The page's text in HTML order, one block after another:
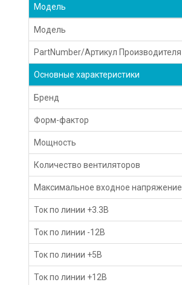
Модель
Модель
PartNumber/Артикул Производителя
Основные характеристики
Бренд
Форм-фактор
Мощность
Количество вентиляторов
Максимальное входное напряжение
Ток по линии +3.3В
Ток по линии -12В
Ток по линии +5В
Ток по линии +12В